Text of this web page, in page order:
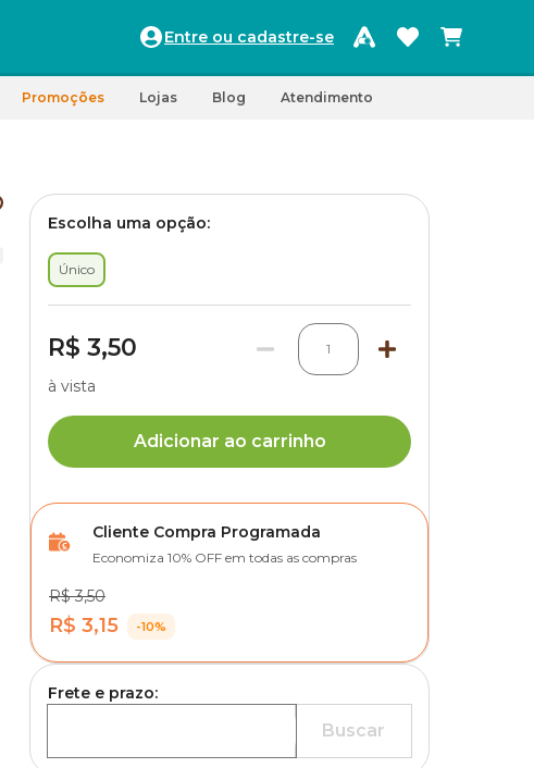
Entre ou cadastre-se
Promoções Lojas Blog Atendimento
Escolha uma opção:
Único
R$ 3,50 1
à vista
Adicionar ao carrinho
Cliente Compra Programada
Economiza 10% OFF em todas as compras
R$ 3,50
R$ 3,15 -10%
Frete e prazo:
Buscar